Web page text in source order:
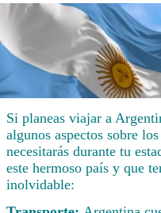
Si planeas viajar a
algunos aspectos sobre
necesitarás durante tu
este hermoso país y que
inolvidable: